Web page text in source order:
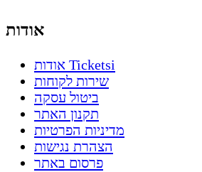
אודות
אודות Ticketsi
שירות לקוחות
ביטול עסקה
תקנון האתר
מדיניות הפרטיות
הצהרת נגישות
פרסום באתר